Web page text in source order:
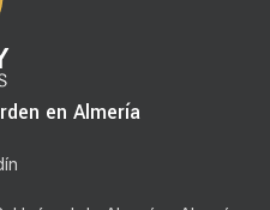
en Almería